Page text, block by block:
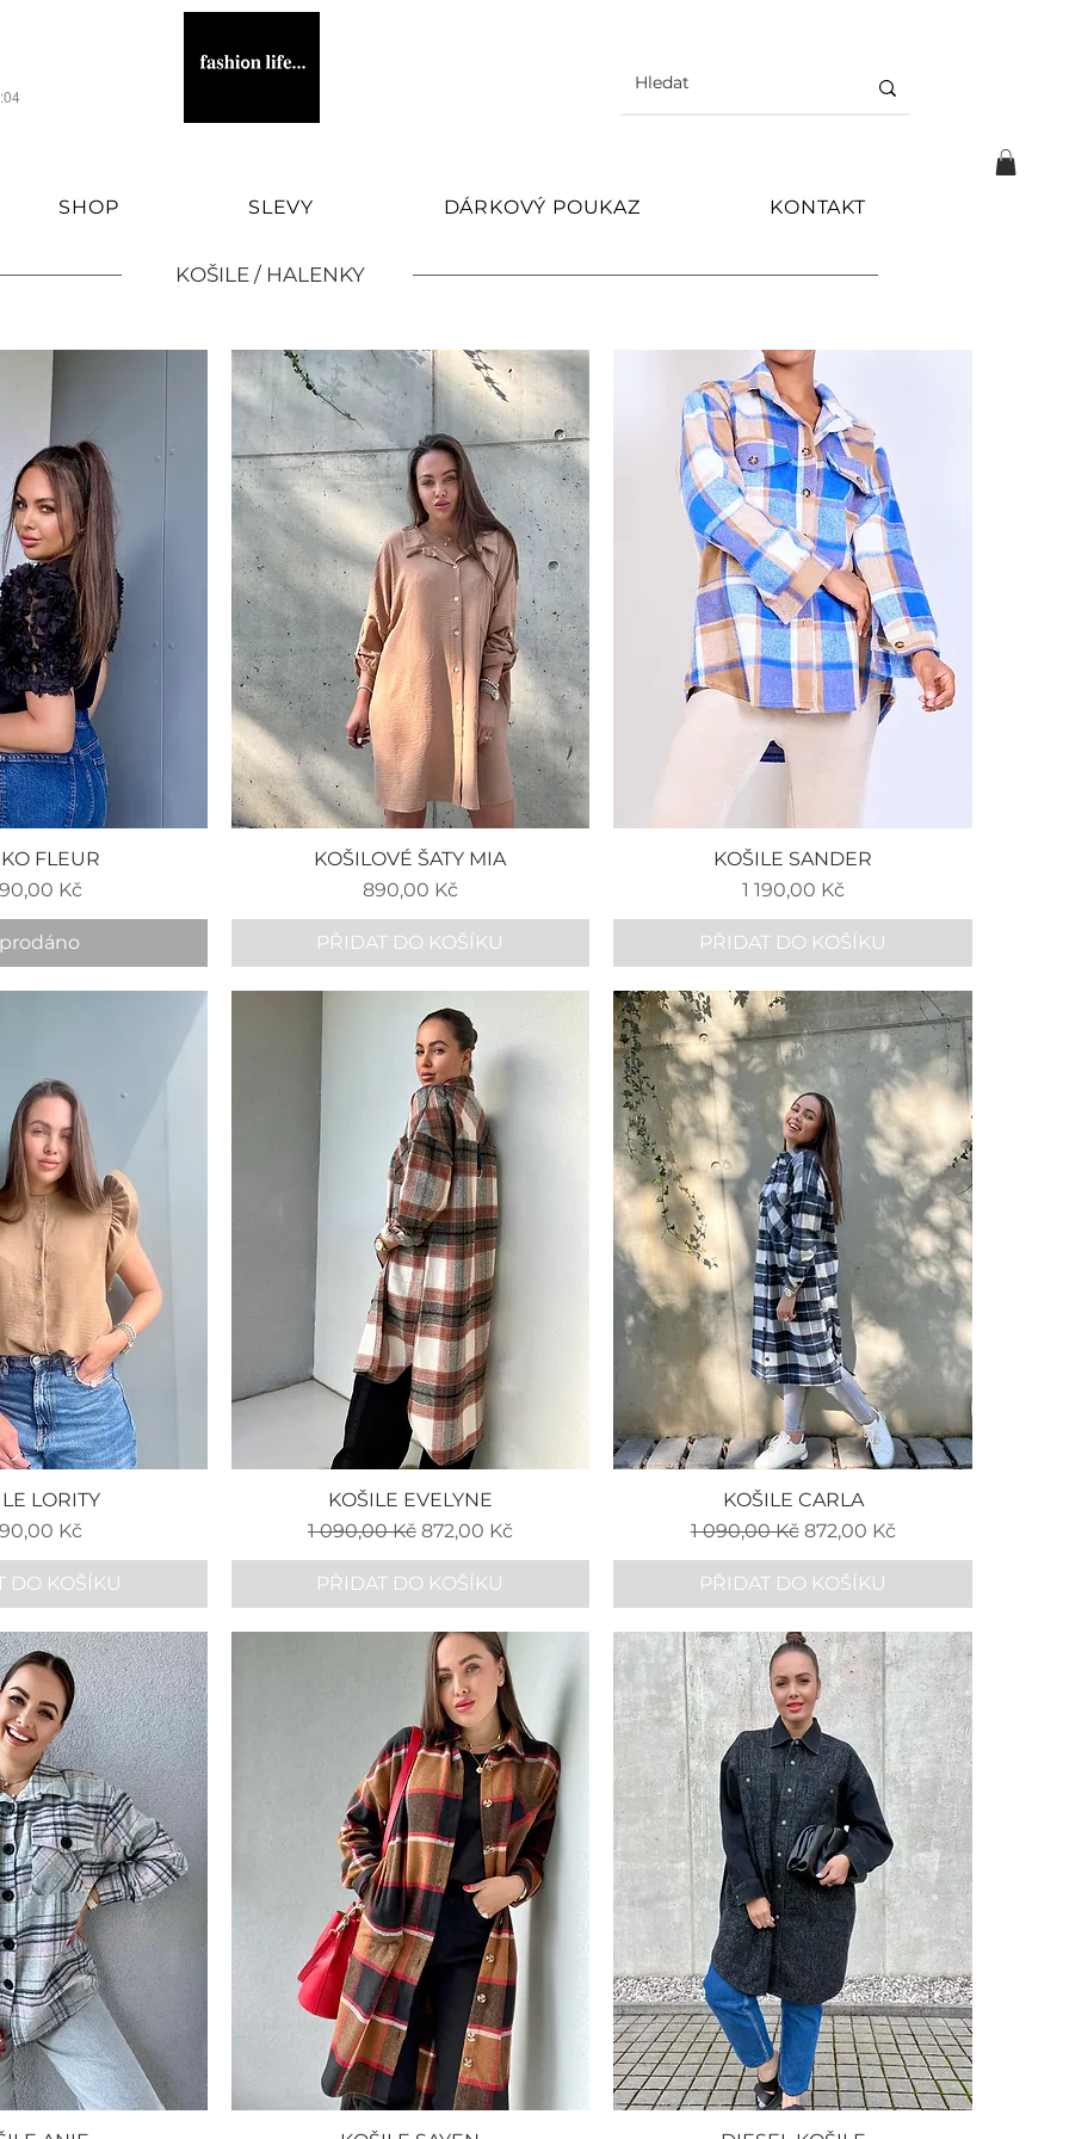
SHOP SLEVY DÁRKOVÝ POUKAZ KONTAKT
KOŠILE / HALENKY
FLEUR
Kč
KOŠILOVÉ ŠATY MIA
Cena
890,00 Kč
PŘIDAT DO KOŠÍKU
KOŠILE SANDER
Cena
1 190,00 Kč
PŘIDAT DO KOŠÍKU
LORITY
Kč
DO KOŠÍKU
KOŠILE EVELYNE
Běžná cena
1 090,00 Kč Zvýhodněná cena
872,00 Kč
PŘIDAT DO KOŠÍKU
KOŠILE CARLA
Běžná cena
1 090,00 Kč Zvýhodněná cena
872,00 Kč
PŘIDAT DO KOŠÍKU